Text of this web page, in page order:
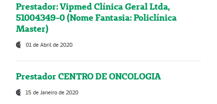
Prestador: Vipmed Clínica Geral Ltda,
51004349-0 (Nome Fantasia: Policlínica
Master)
01 de Abril de 2020
Prestador CENTRO DE ONCOLOGIA
15 de Janeiro de 2020